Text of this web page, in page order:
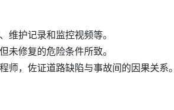
维护记录和监控视频等。
未修复的危险条件所致。
师，佐证道路缺陷与事故间的因果关系。